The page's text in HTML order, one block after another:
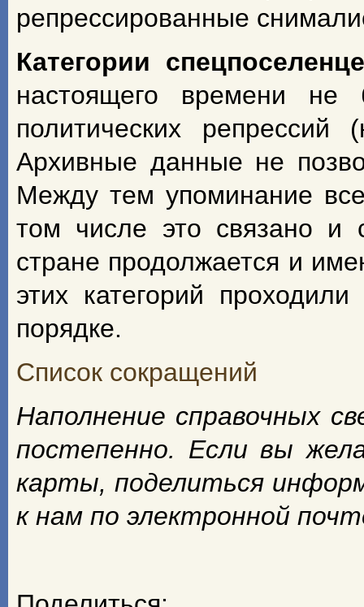
репрессированные
Категории
настоящего времени не
политических
Архивные данные не
Между тем упоминание
том числе это связано и
стране продолжается и
этих категорий
порядке.
Список сокращений
Наполнение справочных
постепенно. Если вы
карты, поделиться
к нам по электронной